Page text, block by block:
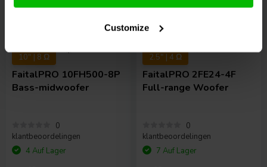
Customize
10" | 8 Ω
FaitalPRO 10FH500-8P
Bass-midwoofer
0
klantbeoordelingen
4 Auf Lager
2.5" | 4 Ω
FaitalPRO 2FE24-4F
Full-range Woofer
0
klantbeoordelingen
7 Auf Lager